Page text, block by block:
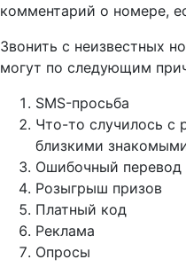
комментарий о номере,
Звонить с неизвестных
могут по следующим
SMS-просьба
Что-то случилось с
близкими
Ошибочный перевод
Розыгрыш призов
Платный код
Реклама
Опросы